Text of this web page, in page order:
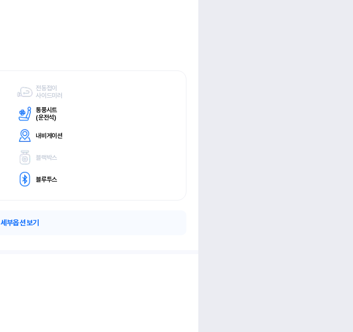
전동접이
사이드미러
통풍시트
(운전석)
내비게이션
블랙박스
블루투스
세부옵션 보기